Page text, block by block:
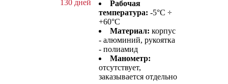
130 дней
Рабочая
температура: -5°C ÷
+60°C
Материал: корпус
- алюминий, рукоятка
- полиамид
Манометр:
отсутствует,
заказывается отдельно